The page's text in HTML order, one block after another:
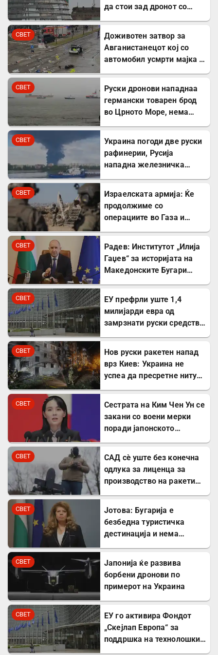
да стои зад дронот со
СВЕТ
Доживотен затвор за
Авганистанецот кој со
автомобил усмрти мајка и
СВЕТ
Руски дронови нападнаа
германски товарен брод
во Црното Море, нема
СВЕТ
Украина погоди две руски
рафинерии, Русија
нападна железничка
СВЕТ
Израелската армија: Ќе
продолжиме со
операциите во Газа и
СВЕТ
Радев: Институтот „Илија
Гаџев“ за историјата на
Македонските Бугари
СВЕТ
ЕУ префрли уште 1,4
милијарди евра од
замрзнати руски средства
СВЕТ
Нов руски ракетен напад
врз Киев: Украина не
успеа да пресретне ниту
СВЕТ
Сестрата на Ким Чен Ун се
закани со воени мерки
поради јапонското
СВЕТ
САД сè уште без конечна
одлука за лиценца за
производство на ракети
СВЕТ
Јотова: Бугарија е
безбедна туристичка
дестинација и нема
СВЕТ
Јапонија ќе развива
борбени дронови по
примерот на Украина
СВЕТ
ЕУ го активира Фондот
„Скејлап Европа“ за
поддршка на технолошки